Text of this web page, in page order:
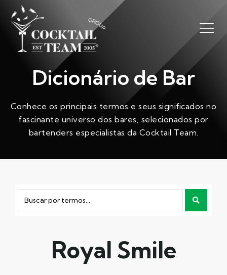
Dicionário de Bar
Conhece os principais termos e seus significados no
fascinante universo dos bares, selecionados por
bartenders especialistas da Cocktail Team.
Royal Smile